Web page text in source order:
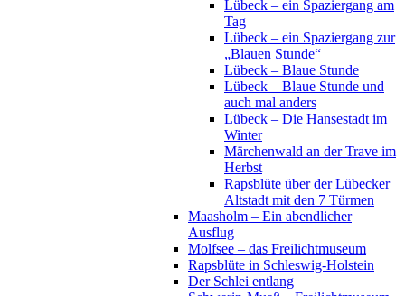
Lübeck – ein Spaziergang am
Tag
Lübeck – ein Spaziergang zur
„Blauen Stunde“
Lübeck – Blaue Stunde
Lübeck – Blaue Stunde und
auch mal anders
Lübeck – Die Hansestadt im
Winter
Märchenwald an der Trave im
Herbst
Rapsblüte über der Lübecker
Altstadt mit den 7 Türmen
Maasholm – Ein abendlicher
Ausflug
Molfsee – das Freilichtmuseum
Rapsblüte in Schleswig-Holstein
Der Schlei entlang